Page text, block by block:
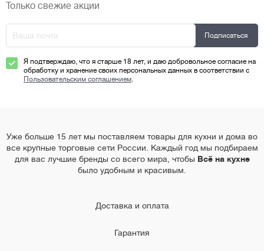
Только свежие акции
Я подтверждаю, что я старше 18 лет, и даю добровольное согласие на
обработку и хранение своих персональных данных в соответствии с
Пользовательским соглашением.
Уже больше 15 лет мы поставляем товары для кухни и дома во
все крупные торговые сети России. Каждый год мы подбираем
для вас лучшие бренды со всего мира, чтобы Всё на кухне
было удобным и красивым.
Доставка и оплата
Гарантия